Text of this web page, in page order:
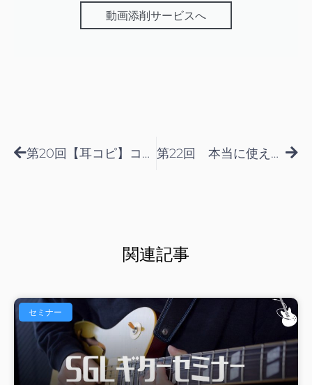
動画添削サービスへ
第20回【耳コピ】コード進行を掴むスピードを上げる方法 第22回 本当に使えるバッキングのオカズ紹介
関連記事
セミナー